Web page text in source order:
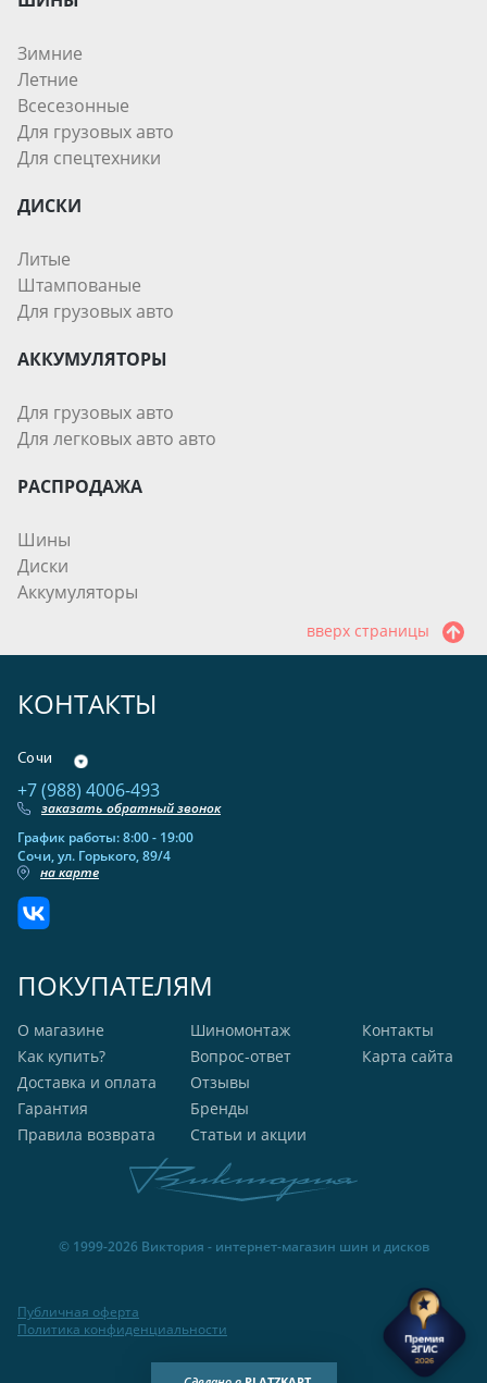
Зимние
Летние
Всесезонные
Для грузовых авто
Для спецтехники
ДИСКИ
Литые
Штампованые
Для грузовых авто
АККУМУЛЯТОРЫ
Для грузовых авто
Для легковых авто авто
РАСПРОДАЖА
Шины
Диски
Аккумуляторы
вверх страницы
КОНТАКТЫ
Сочи
+7 (988) 4006-493
заказать обратный звонок
График работы: 8:00 - 19:00
Сочи, ул. Горького, 89/4
на карте
ПОКУПАТЕЛЯМ
О магазине
Как купить?
Доставка и оплата
Гарантия
Правила возврата
Шиномонтаж
Вопрос-ответ
Отзывы
Бренды
Статьи и акции
Контакты
Карта сайта
© 1999-2026 Виктория - интернет-магазин шин и дисков
Публичная оферта
Политика конфиденциальности